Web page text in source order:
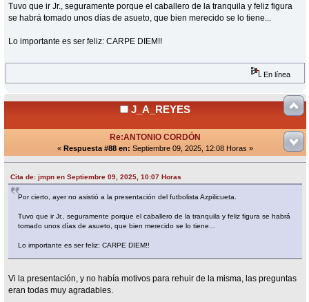
Tuvo que ir Jr., seguramente porque el caballero de la tranquila y feliz figura
se habrá tomado unos días de asueto, que bien merecido se lo tiene...
Lo importante es ser feliz: CARPE DIEM!!
En línea
J_A_REYES
Re:ANTONIO CORDÓN
« Respuesta #88 en: Septiembre 09, 2025, 12:08 Horas »
Cita de: jmpn en Septiembre 09, 2025, 10:07 Horas
Por cierto, ayer no asistió a la presentación del futbolista Azpilicueta.
Tuvo que ir Jr., seguramente porque el caballero de la tranquila y feliz figura se habrá
tomado unos días de asueto, que bien merecido se lo tiene...
Lo importante es ser feliz: CARPE DIEM!!
Vi la presentación, y no había motivos para rehuir de la misma, las preguntas
eran todas muy agradables.